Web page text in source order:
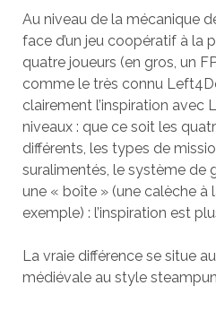
Au niveau de la mécanique
face d’un jeu coopératif à la
quatre joueurs (en gros, un
comme le très connu
clairement l’inspiration avec
niveaux : que ce soit les
différents, les types de
suralimentés, le système de
une « boîte » (une calèche à
exemple) : l’inspiration est
La vraie différence se situe
médiévale au style